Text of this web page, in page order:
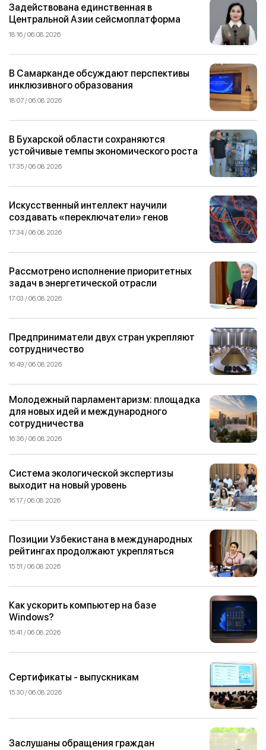
Задействована единственная в
Центральной Азии сейсмоплатформа
18:16 / 06.08.2026
В Самарканде обсуждают перспективы
инклюзивного образования
18:07 / 06.08.2026
В Бухарской области сохраняются
устойчивые темпы экономического роста
17:35 / 06.08.2026
Искусственный интеллект научили
создавать «переключатели» генов
17:34 / 06.08.2026
Рассмотрено исполнение приоритетных
задач в энергетической отрасли
17:03 / 06.08.2026
Предприниматели двух стран укрепляют
сотрудничество
16:49 / 06.08.2026
Молодежный парламентаризм: площадка
для новых идей и международного
сотрудничества
16:36 / 06.08.2026
Система экологической экспертизы
выходит на новый уровень
16:17 / 06.08.2026
Позиции Узбекистана в международных
рейтингах продолжают укрепляться
15:51 / 06.08.2026
Как ускорить компьютер на базе
Windows?
15:41 / 06.08.2026
Сертификаты - выпускникам
15:30 / 06.08.2026
Заслушаны обращения граждан